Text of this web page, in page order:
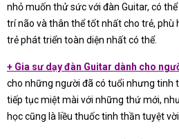
nhỏ muốn thử sức với đàn Guitar, có
trí não và thân thể tốt nhất cho trẻ, phù
trẻ phát triển toàn diện nhất có thể.
+ Gia sư dạy đàn Guitar dành cho
cho những người đã có tuổi nhưng tinh
tiếp tục miệt mài với những thứ mới,
học cũng là liều thuốc tinh thần tuyệt vời.